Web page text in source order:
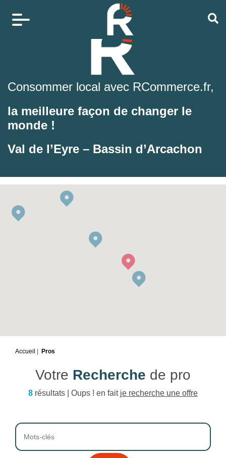
Consommer local avec RCommerce.fr,
la meilleure façon de changer le
monde !
Val de l’Eyre – Bassin d’Arcachon
Accueil Pros
Votre Recherche de pro
8 résultats | Oups ! en fait je recherche une offre